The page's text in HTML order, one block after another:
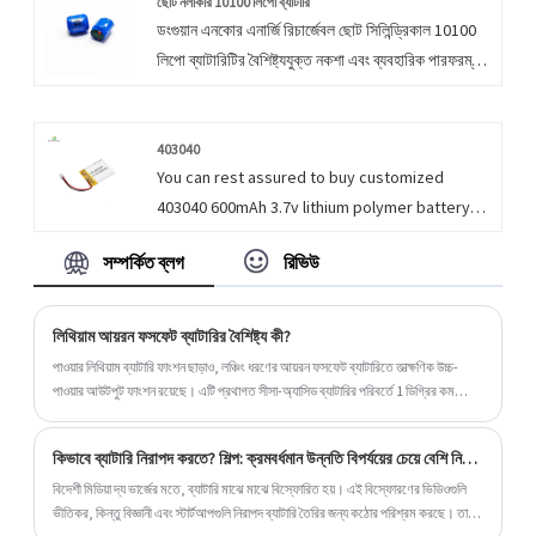
ডংগুয়ান এনকোর এনার্জি রিচার্জেবল ছোট সিলিন্ড্রিকাল 10100
লিপো ব্যাটারিটির বৈশিষ্ট্যযুক্ত নকশা এবং ব্যবহারিক পারফরম্যান্স
আমাদের সাথে যোগাযোগ করুন নির্দ্বিধায়।
403040
You can rest assured to buy customized
403040 600mAh 3.7v lithium polymer battery
look forward to cooperating with you, if you
we will reply to you in time!
সম্পর্কিত ব্লগ রিভিউ
লিথিয়াম আয়রন ফসফেট ব্যাটারির বৈশিষ্ট্য কী?
পাওয়ার লিথিয়াম ব্যাটারি ফাংশন ছাড়াও, লঞ্চিং ধরণের আয়রন ফসফেট ব্যাটারিতে তাত্ক্ষণিক উচ্চ-
পাওয়ার আউটপুট ফাংশন রয়েছে। এটি প্রথাগত সীসা-অ্যাসিড ব্যাটারির পরিবর্তে 1 ডিগ্রির কম
ফাংশন রয়েছে।
কিভাবে ব্যাটারি নিরাপদ করতে? শিল্প: ক্রমবর্ধমান উন্নতি বিপর্যয়ের চেয়ে বেশি নির্ভরযোগ্য
বিদেশী মিডিয়া দ্য ভার্জের মতে, ব্যাটারি মাঝে মাঝে বিস্ফোরিত হয়। এই বিস্ফোরণের ভিডিওগুলি
ভীতিকর, কিন্তু বিজ্ঞানী এবং স্টার্টআপগুলি নিরাপদ ব্যাটারি তৈরির জন্য কঠোর পরিশ্রম করছে। তারা